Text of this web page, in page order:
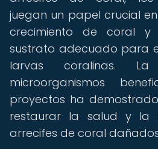
juegan un papel crucial
crecimiento de coral
sustrato adecuado para
larvas coralinas.
microorganismos
proyectos ha
restaurar la salud y la
arrecifes de coral